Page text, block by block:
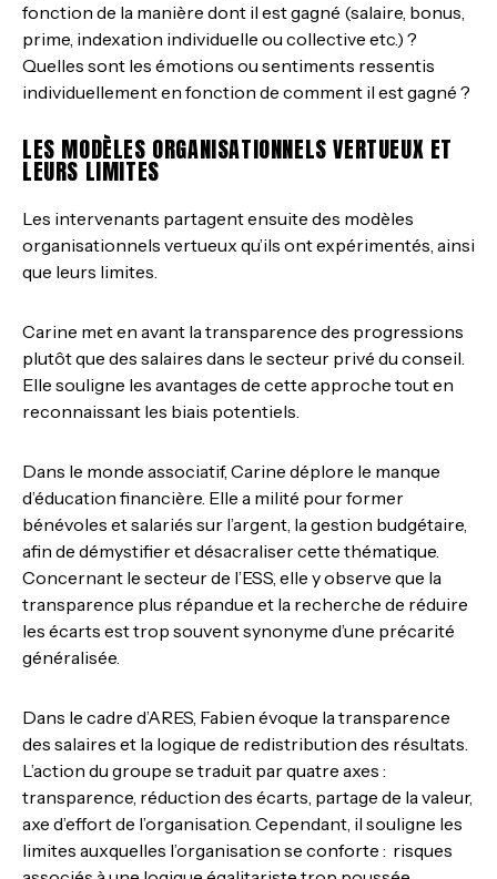
fonction de la manière dont il est gagné (salaire, bonus,
prime, indexation individuelle ou collective etc.) ?
Quelles sont les émotions ou sentiments ressentis
individuellement en fonction de comment il est gagné ?
LES MODÈLES ORGANISATIONNELS VERTUEUX ET
LEURS LIMITES
Les intervenants partagent ensuite des modèles
organisationnels vertueux qu’ils ont expérimentés, ainsi
que leurs limites.
Carine met en avant la transparence des progressions
plutôt que des salaires dans le secteur privé du conseil.
Elle souligne les avantages de cette approche tout en
reconnaissant les biais potentiels.
Dans le monde associatif, Carine déplore le manque
d’éducation financière. Elle a milité pour former
bénévoles et salariés sur l’argent, la gestion budgétaire,
afin de démystifier et désacraliser cette thématique.
Concernant le secteur de l’ESS, elle y observe que la
transparence plus répandue et la recherche de réduire
les écarts est trop souvent synonyme d’une précarité
généralisée.
Dans le cadre d’ARES, Fabien évoque la transparence
des salaires et la logique de redistribution des résultats.
L’action du groupe se traduit par quatre axes :
transparence, réduction des écarts, partage de la valeur,
axe d’effort de l’organisation. Cependant, il souligne les
limites auxquelles l’organisation se conforte : risques